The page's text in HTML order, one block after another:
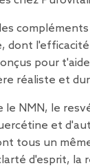
dont
pour
réaliste et
le NMN, le
et
tous un
d'esprit, la